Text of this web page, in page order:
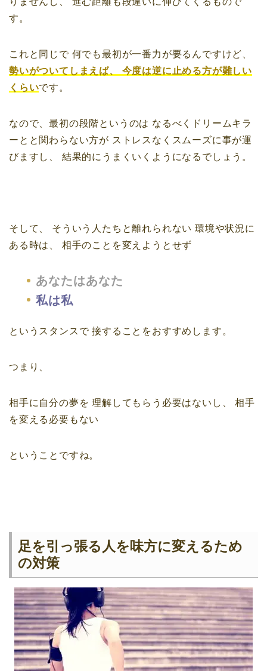
す。
これと同じで何でも最初が一番力が要るんですけど、
勢いがついてしまえば、
今度は逆に止める方が難しい
くらいです。
なので、最初の段階というのは なるべくドリームキラ
ーとと関わらない方が ストレスなくスムーズに事が運
びますし、
結果的にうまくいくようになるでしょう。
そして、 そういう人たちと離れられない 環境や状況に
ある時は、
相手のことを変えようとせず
あなたはあなた
私は私
というスタンスで接することをおすすめします。
つまり、
相手に自分の夢を 理解してもらう必要はないし、
相手
を変える必要もない
ということですね。
足を引っ張る人を味方に変えるため
の対策